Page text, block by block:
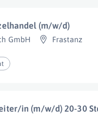
(m/w/d)
GmbH Frastanz
in (m/w/d) 20-30